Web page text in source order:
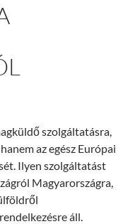
szolgáltatásra,
az egész Európai
Ilyen szolgáltatást
Magyarországra,
áll.